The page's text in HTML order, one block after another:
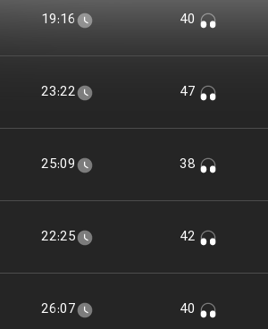
19:16
23:22
25:09
22:25
26:07